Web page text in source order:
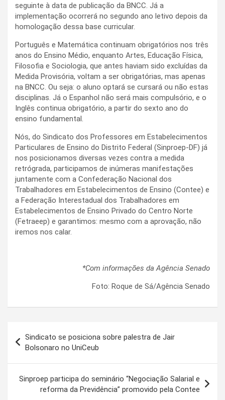
seguinte à data de publicação da BNCC. Já a
implementação ocorrerá no segundo ano letivo depois da
homologação dessa base curricular.
Português e Matemática continuam obrigatórios nos três
anos do Ensino Médio, enquanto Artes, Educação Física,
Filosofia e Sociologia, que antes haviam sido excluídas da
Medida Provisória, voltam a ser obrigatórias, mas apenas
na BNCC. Ou seja: o aluno optará se cursará ou não estas
disciplinas. Já o Espanhol não será mais compulsório, e o
Inglês continua obrigatório, a partir do sexto ano do
ensino fundamental.
Nós, do Sindicato dos Professores em Estabelecimentos
Particulares de Ensino do Distrito Federal (Sinproep-DF) já
nos posicionamos diversas vezes contra a medida
retrógrada, participamos de inúmeras manifestações
juntamente com a Confederação Nacional dos
Trabalhadores em Estabelecimentos de Ensino (Contee) e
a Federação Interestadual dos Trabalhadores em
Estabelecimentos de Ensino Privado do Centro Norte
(Fetraeep) e garantimos: mesmo com a aprovação, não
iremos nos calar.
*Com informações da Agência Senado
Foto: Roque de Sá/Agência Senado
de
Post
Sindicato se posiciona sobre palestra de Jair
Bolsonaro no UniCeub
Sinproep participa do seminário “Negociação Salarial e
reforma da Previdência” promovido pela Contee